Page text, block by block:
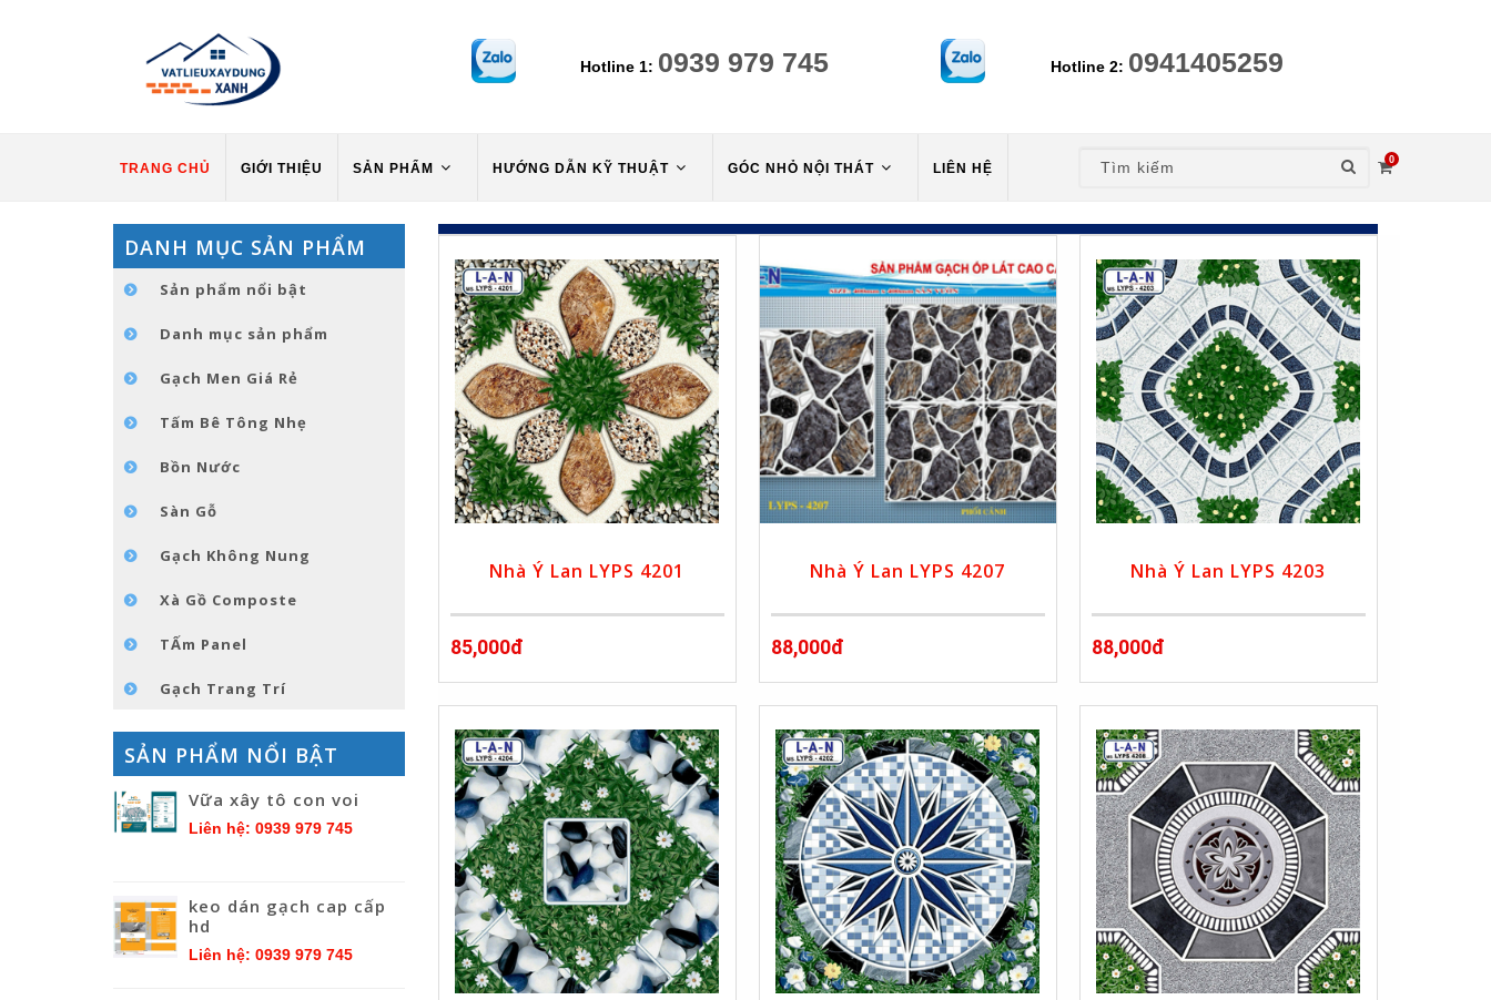
Hotline 1: 0939 979 745 Hotline 2: 0941405259
TRANG CHỦ GIỚI THIỆU SẢN PHẨM HƯỚNG DẪN KỸ THUẬT GÓC NHỎ NỘI THÁT LIÊN HỆ
0
DANH MỤC SẢN PHẨM
Sản phẩm nổi bật
Danh mục sản phẩm
Gạch Men Giá Rẻ
Tấm Bê Tông Nhẹ
Bồn Nước
Sàn Gỗ
Gạch Không Nung
Xà Gồ Composte
TẤm Panel
Gạch Trang Trí
SẢN PHẨM NỔI BẬT
Vữa xây tô con voi
Liên hệ: 0939 979 745
keo dán gạch cap cấp
hd
Liên hệ: 0939 979 745
Nhà Ý Lan LYPS 4201
85,000đ
Nhà Ý Lan LYPS 4207
88,000đ
Nhà Ý Lan LYPS 4203
88,000đ